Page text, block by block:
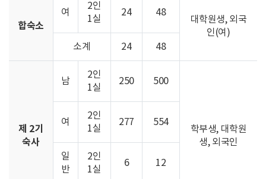
합숙소
여
2인
1실
24 48
대학원생, 외국
인(여)
소계
24 48
제 2기
숙사
남
2인
1실
250 500
학부생, 대학원
생, 외국인
여
2인
1실
277 554
일
반
2인
1실
6 12